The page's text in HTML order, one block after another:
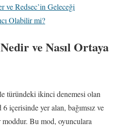
ve Redsec’in Geleceği
Olabilir mi?
ve Nasıl Ortaya
türündeki ikinci denemesi olan
içerisinde yer alan, bağımsız ve
Bu mod, oyunculara